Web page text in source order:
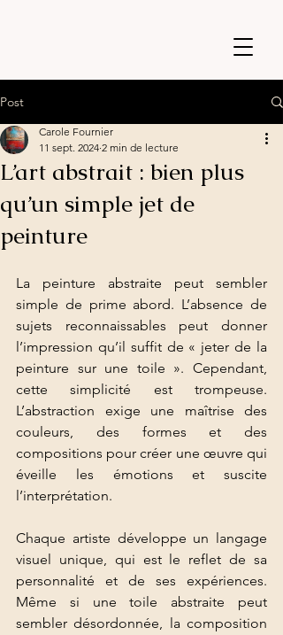
Post
L’art abstrait : bien plus
qu’un simple jet de
peinture
Carole Fournier
11 sept. 2024 2 min de lecture
La peinture abstraite peut sembler
simple de prime abord. L’absence de
sujets reconnaissables peut donner
l’impression qu’il suffit de « jeter de la
peinture sur une toile ». Cependant,
cette simplicité est trompeuse.
L’abstraction exige une maîtrise des
couleurs, des formes et des
compositions pour créer une œuvre qui
éveille les émotions et suscite
l’interprétation.
Chaque artiste développe un langage
visuel unique, qui est le reflet de sa
personnalité et de ses expériences.
Même si une toile abstraite peut
sembler désordonnée, la composition